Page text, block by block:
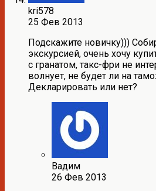
kri578
25 Фев 2013
Подскажите новичку)))
экскурсией, очень хочу
с гранатом, такс-фри не
волнует, не будет ли на
Декларировать или нет?
Вадим
26 Фев 2013